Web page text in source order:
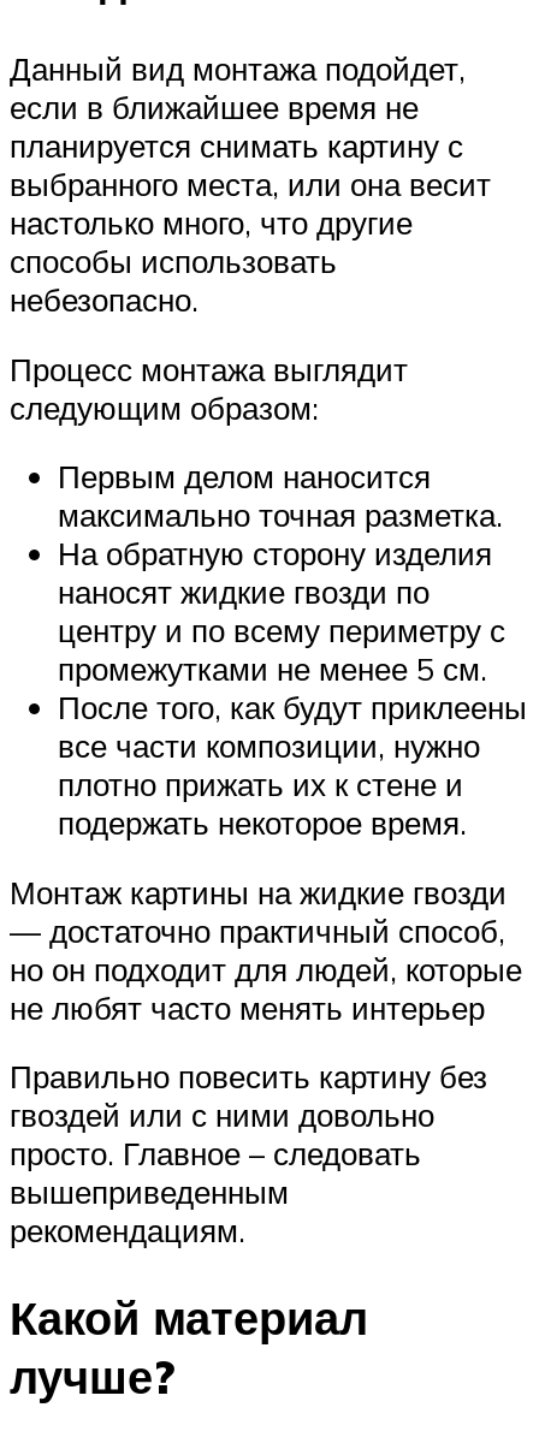
Данный вид монтажа подойдет,
если в ближайшее время не
планируется снимать картину с
выбранного места, или она весит
настолько много, что другие
способы использовать
небезопасно.
Процесс монтажа выглядит
следующим образом:
Первым делом наносится
максимально точная разметка.
На обратную сторону изделия
наносят жидкие гвозди по
центру и по всему периметру с
промежутками не менее 5 см.
После того, как будут приклеены
все части композиции, нужно
плотно прижать их к стене и
подержать некоторое время.
Монтаж картины на жидкие гвозди
— достаточно практичный способ,
но он подходит для людей, которые
не любят часто менять интерьер
Правильно повесить картину без
гвоздей или с ними довольно
просто. Главное – следовать
вышеприведенным
рекомендациям.
Какой материал
лучше?